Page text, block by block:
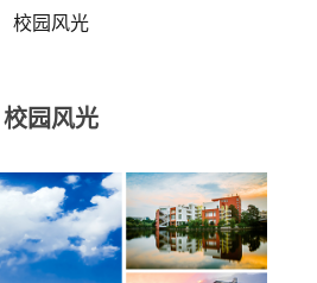
校园风光
校园风光